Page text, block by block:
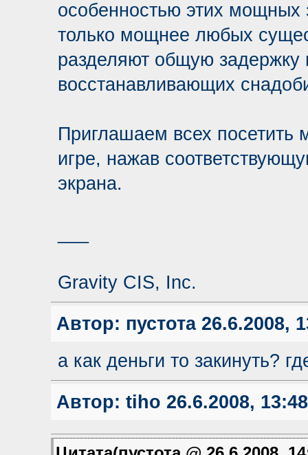
особенностью этих мощных
только мощнее любых
разделяют общую задержку
восстанавливающих
Приглашаем всех посетить
игре, нажав
экрана.
Gravity CIS, Inc.
Автор: пустота26.6.2008,
а как деньги то закинуть?
Автор: tiho 26.6.2008, 13:48